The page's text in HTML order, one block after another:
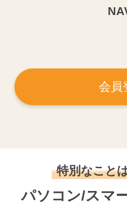
会員
特別なこと
パソコン/スマ